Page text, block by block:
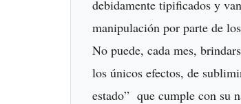
debidamente tipificados y
manipulación por parte de
No puede, cada mes,
los únicos efectos, de
estado” que cumple con su